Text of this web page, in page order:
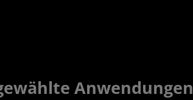
Anwendungen